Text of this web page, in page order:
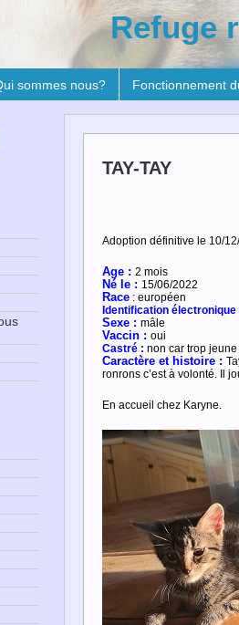
Refuge
sommes nous? Fonctionnement
TAY-TAY
Adoption définitive le 10/
Age : 2 mois
Né le : 15/06/2022
Race : européen
Identification électronique
Sexe : mâle
Vaccin : oui
Castré : non car trop jeune
Caractère et histoire :
ronrons c’est à volonté. Il
En accueil chez Karyne.